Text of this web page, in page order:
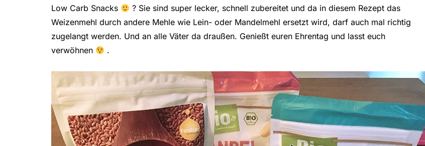
Low Carb Snacks
? Sie sind super lecker, schnell zubereitet und da in diesem Rezept das
Weizenmehl durch andere Mehle wie Lein- oder Mandelmehl ersetzt wird, darf auch mal richtig
zugelangt werden. Und an alle Väter da draußen. Genießt euren Ehrentag und lasst euch
verwöhnen
.